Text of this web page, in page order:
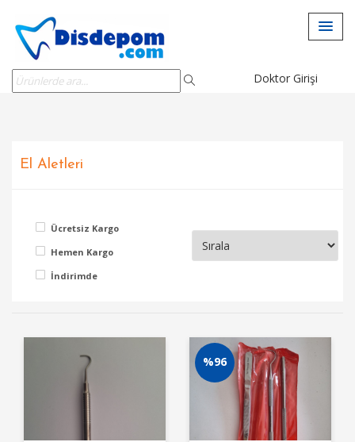
Doktor Girişi
El Aletleri
Ücretsiz Kargo
Hemen Kargo
İndirimde
%96